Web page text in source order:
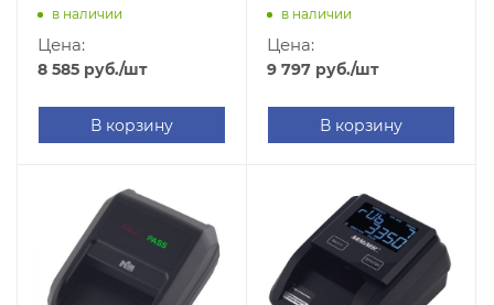
(GREENRED, без АКБ)
в наличии
Цена:
8 585 руб./шт
В корзину
(LED RUB, без АКБ)
в наличии
Цена:
9 797 руб./шт
В корзину